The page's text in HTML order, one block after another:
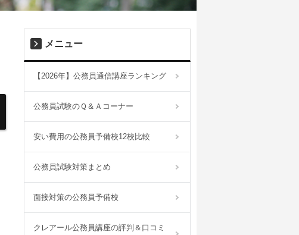
メニュー
【2026年】公務員通信講座ランキング
公務員試験のＱ＆Ａコーナー
安い費用の公務員予備校12校比較
公務員試験対策まとめ
面接対策の公務員予備校
クレアール公務員講座の評判＆口コミ